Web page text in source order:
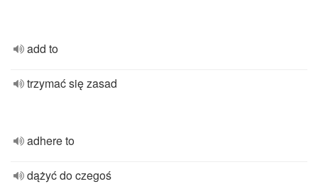
add to
trzymać się zasad
adhere to
dążyć do czegoś